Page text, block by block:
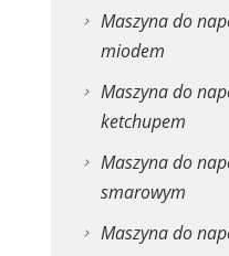
Maszyna do
miodem
Maszyna do
ketchupem
Maszyna do
smarowym
Maszyna do